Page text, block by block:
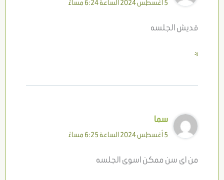
5 أغسطس 2024 الساعة 6:24 مساءً
قديش الجلسه
رد
سما
5 أغسطس 2024 الساعة 6:25 مساءً
من اى سن ممكن اسوى الجلسه